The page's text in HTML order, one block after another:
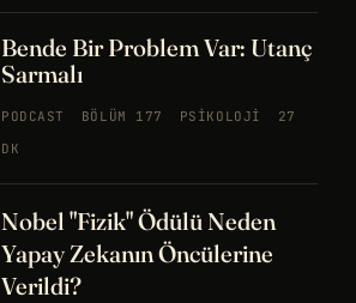
Bende Bir Problem Var: Utanç
Sarmalı
PODCAST BÖLÜM 177 PSIKOLOJI
27
DK
Nobel "Fizik" Ödülü Neden
Yapay Zekanın Öncülerine
Verildi?